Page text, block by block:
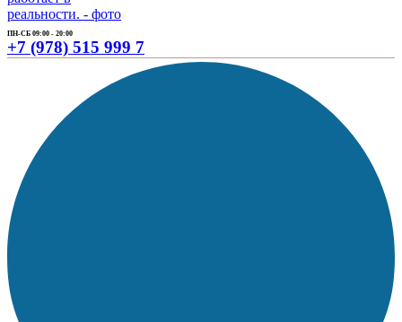
ПН-СБ 09:00 - 20:00
+7 (978) 515 999 7